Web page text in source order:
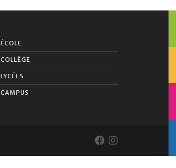
ÉCOLE
COLLÈGE
LYCÉES
CAMPUS